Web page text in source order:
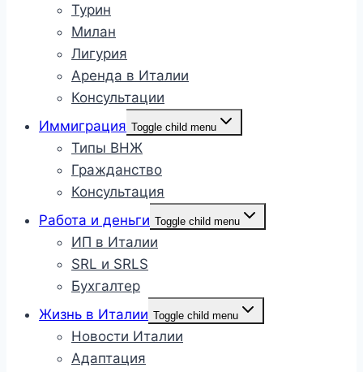
Турин
Милан
Лигурия
Аренда в Италии
Консультации
Иммиграция Toggle child menu
Типы ВНЖ
Гражданство
Консультация
Работа и деньги Toggle child menu
ИП в Италии
SRL и SRLS
Бухгалтер
Жизнь в Италии Toggle child menu
Новости Италии
Адаптация